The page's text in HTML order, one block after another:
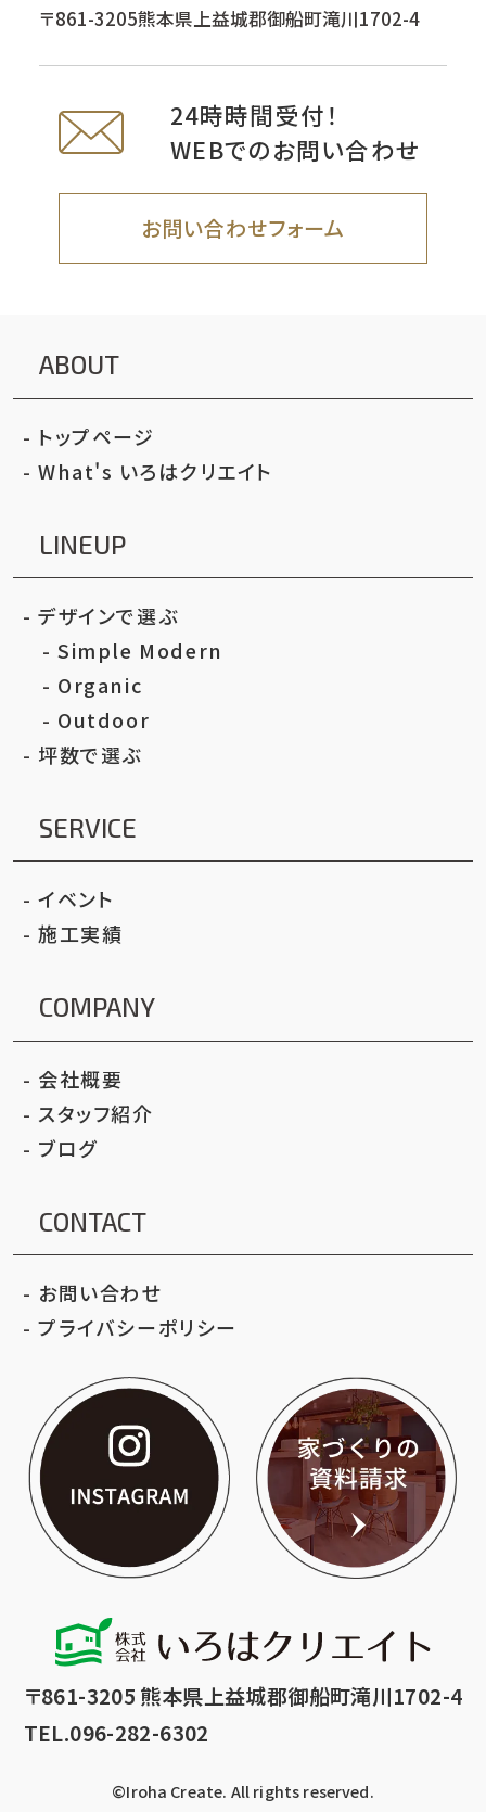
〒861-3205熊本県上益城郡御船町滝川1702-4
24時時間受付！
WEBでのお問い合わせ
お問い合わせフォーム
ABOUT
トップページ
What's いろはクリエイト
LINEUP
デザインで選ぶ
Simple Modern
Organic
Outdoor
坪数で選ぶ
SERVICE
イベント
施工実績
COMPANY
会社概要
スタッフ紹介
ブログ
CONTACT
お問い合わせ
プライバシーポリシー
〒861-3205 熊本県上益城郡御船町滝川1702-4
TEL.096-282-6302
いろはクリエイト公
©︎Iroha Create. All rights reserved.